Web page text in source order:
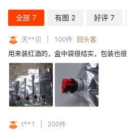
全部 7 有图 2 好评 7
天**贝 100件 回头客
用来装红酒的，盒中袋很结实，包装也
t**1 200件